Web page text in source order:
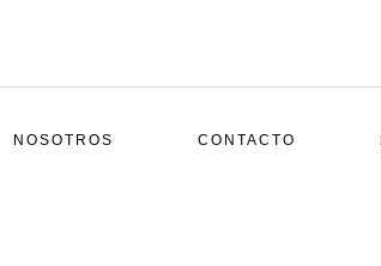
NOSOTROS CONTACTO